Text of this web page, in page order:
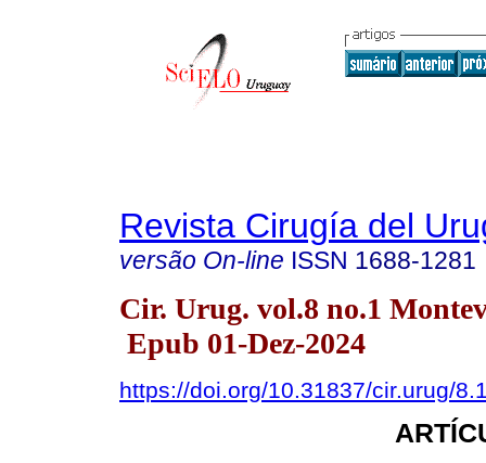
Revista Cirugía del
versão On-line ISSN 1688-1281
Cir. Urug. vol.8 no.1
Epub 01-Dez-2024
https://doi.org/10.31837/cir.urug/